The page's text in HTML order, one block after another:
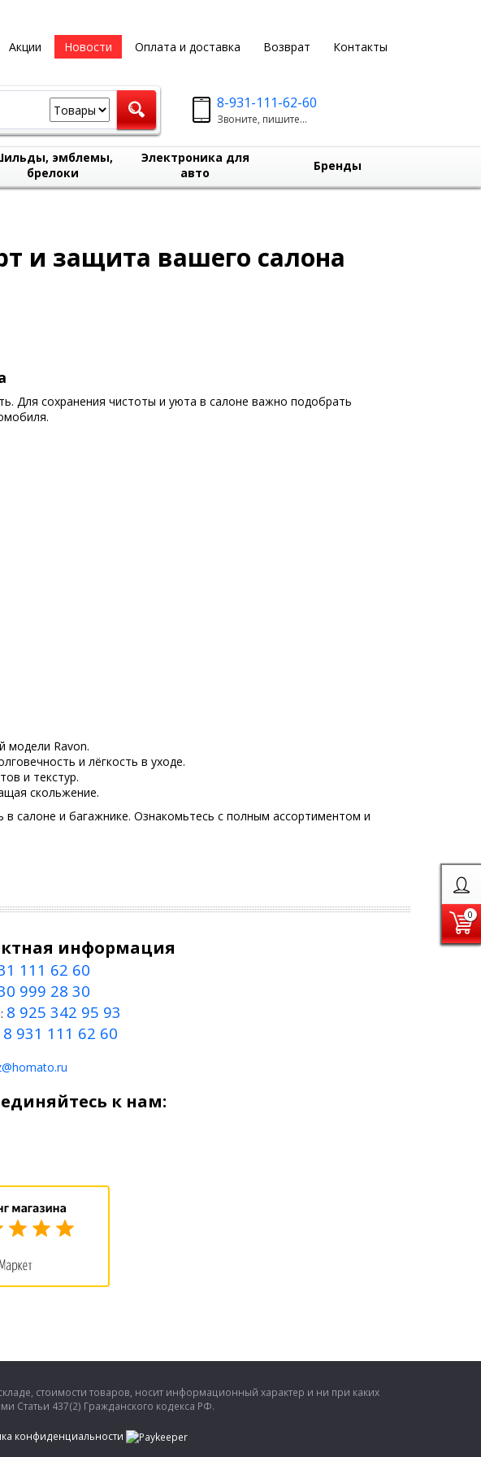
0
Акции Новости Оплата и доставка Возврат Контакты
8-931-111-62-60
Звоните, пишите...
эмблемы,
брелоки
Электроника для
авто
Бренды
и защита вашего салона
Для сохранения чистоты и уюта в салоне важно подобрать
модели Ravon.
и лёгкость в уходе.
и текстур.
скольжение.
салоне и багажнике. Ознакомьтесь с полным ассортиментом и
информация
111 62 60
999 28 30
8 925 342 95 93
8 931 111 62 60
к нам:
стоимости товаров, носит информационный характер и ни при каких
Статьи 437(2) Гражданского кодекса РФ.
конфиденциальности